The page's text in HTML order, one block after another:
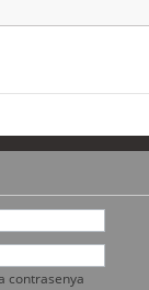
contrasenya